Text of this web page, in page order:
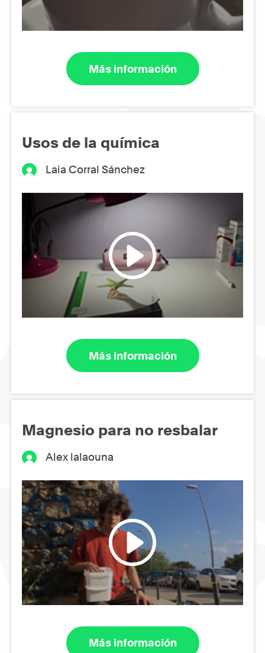
Más información
Usos de la química
Laia Corral Sánchez
Más información
Magnesio para no resbalar
Alex lalaouna
Más información